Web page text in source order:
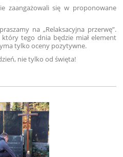
zaangażowali się w proponowane
na „Relaksacyjna przerwę”.
tego dnia będzie miał element
tylko oceny pozytywne.
nie tylko od święta!